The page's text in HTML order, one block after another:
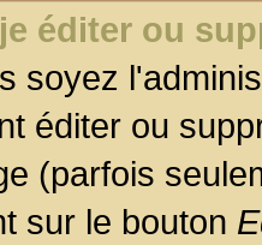
éditer ou
soyez
éditer ou
(parfois
sur le bouton